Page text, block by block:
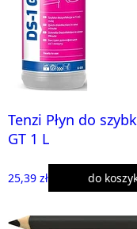
Tenzi Płyn do
GT 1 L
25,39 zł do